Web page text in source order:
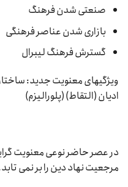
صنعتی شدن فرهنگ
بازاری شدن عناصر فرهنگی
گسترش فرهنگ لیبرال
ویژگیهای معنویت جدید:
ادیان (التقاط) (پلورالیزم)
در عصر حاضر نوعی معنویت
مرجعیت نهاد دین را بر نمی